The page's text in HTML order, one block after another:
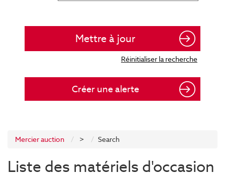
Créer une alerte
Mercier auction > Search
Liste des matériels d'occasion